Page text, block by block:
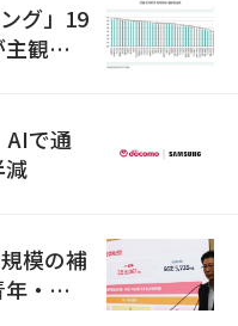
グ」19
観的
AIで通
模の補
・安